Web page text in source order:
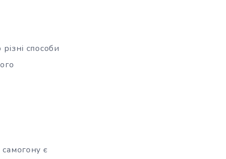
способи
є